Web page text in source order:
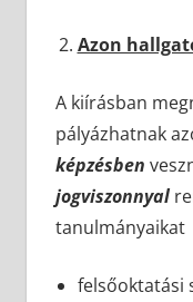
Azon
A kiírásban
pályázhatnak
képzésben
jogviszonnyal
tanulmányaikat
felsőoktatási